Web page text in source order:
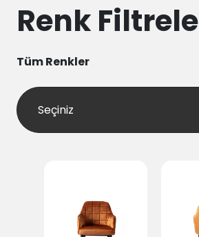
Renk Filtrele
Tüm Renkler
Seçiniz